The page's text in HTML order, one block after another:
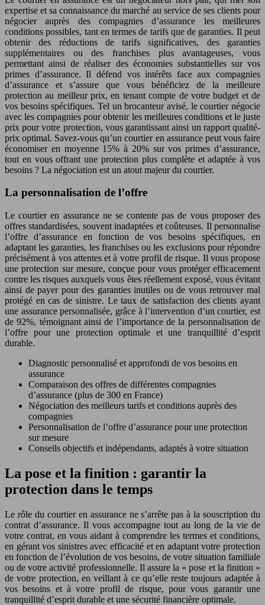
expertise et sa connaissance du marché au service de ses clients pour
négocier auprès des compagnies d’assurance les meilleures
conditions possibles, tant en termes de tarifs que de garanties. Il peut
obtenir des réductions de tarifs significatives, des garanties
supplémentaires ou des franchises plus avantageuses, vous
permettant ainsi de réaliser des économies substantielles sur vos
primes d’assurance. Il défend vos intérêts face aux compagnies
d’assurance et s’assure que vous bénéficiez de la meilleure
protection au meilleur prix, en tenant compte de votre budget et de
vos besoins spécifiques. Tel un brocanteur avisé, le courtier négocie
avec les compagnies pour obtenir les meilleures conditions et le juste
prix pour votre protection, vous garantissant ainsi un rapport qualité-
prix optimal. Savez-vous qu’un courtier en assurance peut vous faire
économiser en moyenne 15% à 20% sur vos primes d’assurance,
tout en vous offrant une protection plus complète et adaptée à vos
besoins ? La négociation est un atout majeur du courtier.
La personnalisation de l’offre
Le courtier en assurance ne se contente pas de vous proposer des
offres standardisées, souvent inadaptées et coûteuses. Il personnalise
l’offre d’assurance en fonction de vos besoins spécifiques, en
adaptant les garanties, les franchises ou les exclusions pour répondre
précisément à vos attentes et à votre profil de risque. Il vous propose
une protection sur mesure, conçue pour vous protéger efficacement
contre les risques auxquels vous êtes réellement exposé, vous évitant
ainsi de payer pour des garanties inutiles ou de vous retrouver mal
protégé en cas de sinistre. Le taux de satisfaction des clients ayant
une assurance personnalisée, grâce à l’intervention d’un courtier, est
de 92%, témoignant ainsi de l’importance de la personnalisation de
l’offre pour une protection optimale et une tranquillité d’esprit
durable.
Diagnostic personnalisé et approfondi de vos besoins en
assurance
Comparaison des offres de différentes compagnies
d’assurance (plus de 300 en France)
Négociation des meilleurs tarifs et conditions auprès des
compagnies
Personnalisation de l’offre d’assurance pour une protection
sur mesure
Conseils objectifs et indépendants, adaptés à votre situation
La pose et la finition : garantir la
protection dans le temps
Le rôle du courtier en assurance ne s’arrête pas à la souscription du
contrat d’assurance. Il vous accompagne tout au long de la vie de
votre contrat, en vous aidant à comprendre les termes et conditions,
en gérant vos sinistres avec efficacité et en adaptant votre protection
en fonction de l’évolution de vos besoins, de votre situation familiale
ou de votre activité professionnelle. Il assure la « pose et la finition »
de votre protection, en veillant à ce qu’elle reste toujours adaptée à
vos besoins et à votre profil de risque, pour vous garantir une
tranquillité d’esprit durable et une sécurité financière optimale.